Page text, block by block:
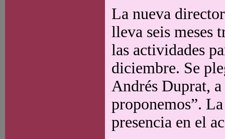
La nueva
lleva seis meses
las actividades
diciembre. Se
Andrés Duprat,
proponemos”.
presencia en el